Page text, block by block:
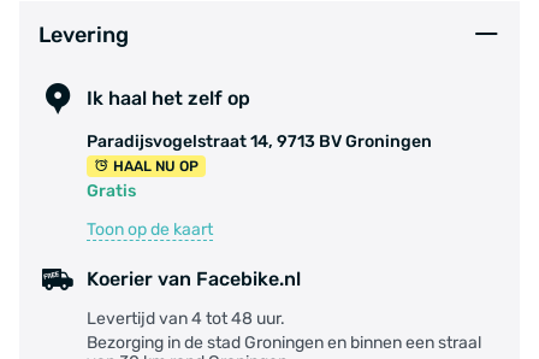
Levering
Ik haal het zelf op
Paradijsvogelstraat 14, 9713 BV Groningen
HAAL NU OP
Gratis
Toon op de kaart
Koerier van Facebike.nl
Levertijd van 4 tot 48 uur.
Bezorging in de stad Groningen en binnen een straal